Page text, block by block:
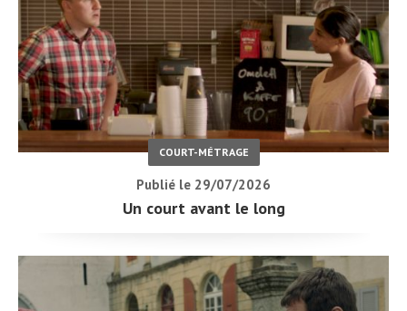
COURT-MÉTRAGE
Publié le 29/07/2026
Un court avant le long